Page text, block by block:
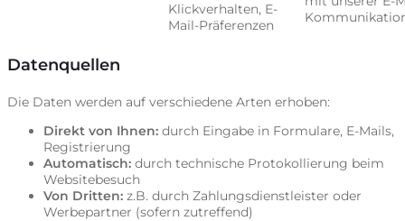
Klickverhalten, E-
Mail-Präferenzen
Datenquellen
Die Daten werden auf verschiedene Arten erhoben:
Direkt von Ihnen: durch Eingabe in Formulare, E-Mails,
Registrierung
Automatisch: durch technische Protokollierung beim
Websitebesuch
Von Dritten: z.B. durch Zahlungsdienstleister oder
Werbepartner (sofern zutreffend)